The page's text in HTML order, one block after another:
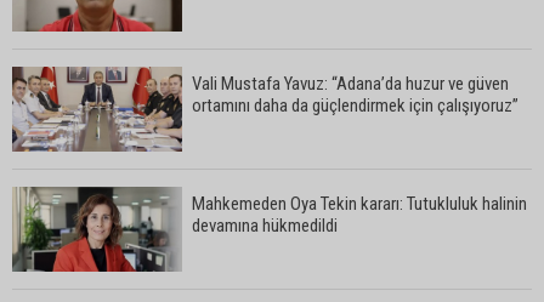
Vali Mustafa Yavuz: “Adana’da huzur ve güven
ortamını daha da güçlendirmek için çalışıyoruz”
Mahkemeden Oya Tekin kararı: Tutukluluk halinin
devamına hükmedildi